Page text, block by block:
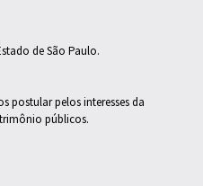
de São Paulo.
postular pelos interesses da
públicos.